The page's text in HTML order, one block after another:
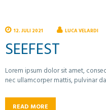
12. JULI 2021 LUCA VELARDI
SEEFEST
Lorem ipsum dolor sit amet,
nec ullamcorper mattis, pulvinar
READ MORE